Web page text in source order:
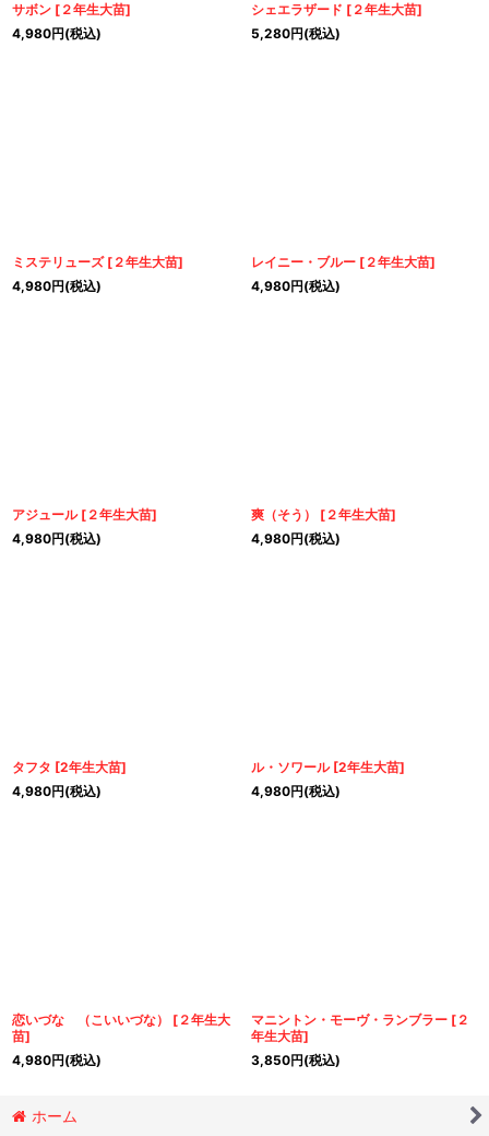
サボン [ ２年生大苗]
4,980円(税込)
シェエラザード [ ２年生大苗]
5,280円(税込)
ミステリューズ [ ２年生大苗]
4,980円(税込)
レイニー・ブルー [ ２年生大苗]
4,980円(税込)
アジュール [ ２年生大苗]
4,980円(税込)
爽（そう） [ ２年生大苗]
4,980円(税込)
タフタ [2年生大苗]
4,980円(税込)
ル・ソワール [2年生大苗]
4,980円(税込)
恋いづな （こいいづな） [ ２年生大
苗]
4,980円(税込)
マニントン・モーヴ・ランブラー [ ２
年生大苗]
3,850円(税込)
ホーム